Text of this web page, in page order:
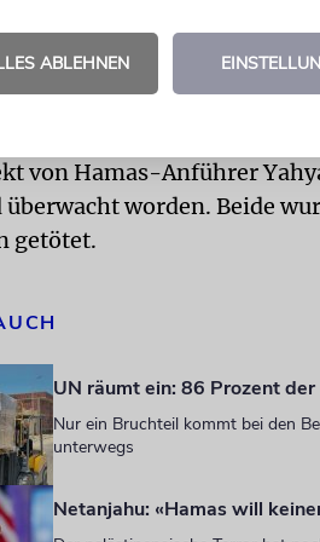
Mitglied, das mit den
habe der BBC gesagt, dass
von Hamas-Anführer
worden. Beide
getötet.
UN räumt ein: 86 Prozent
Nur ein Bruchteil kommt bei den
unterwegs
Netanjahu: «Hamas will
ABLEHNEN